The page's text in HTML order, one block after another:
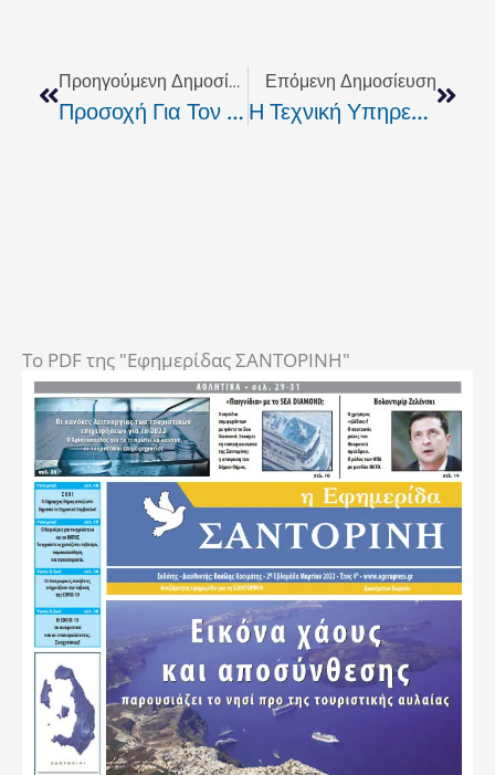
Προηγούμενη Δημοσίευση
Προσοχή Για Τον Ιό Της Γάζας
Επόμενη Δημοσίευση
Η Τεχνική Υπηρεσία Του Δήμου Ρεθύμνου Οργάνωσαν Ειδικό Συνεργείο Αντιμετώπισης Τεχνικής Φύσεως Προβλημάτων.
To PDF της "Εφημερίδας ΣΑΝΤΟΡΙΝΗ"